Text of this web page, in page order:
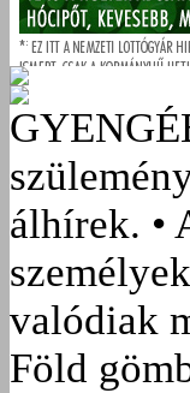
álhírek. •
valódiak
Föld